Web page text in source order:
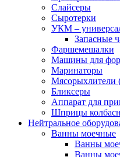
Слайсеры
Сыротерки
УКМ –
Запасные
Фаршемешалки
Машины для
Маринаторы
Мясорыхлители
Бликсеры
Аппарат для
Шприцы
Нейтральное
Ванны моечные
Ванны
Ванны